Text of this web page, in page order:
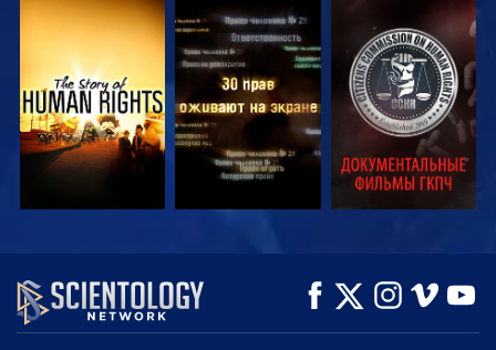
СМОТРЕТЬ СМОТРЕТЬ СМОТРЕТЬ
СМОТРЕТЬ СМОТРЕТЬ
СМОТРЕТЬ
ПЕРЕДАЧИ